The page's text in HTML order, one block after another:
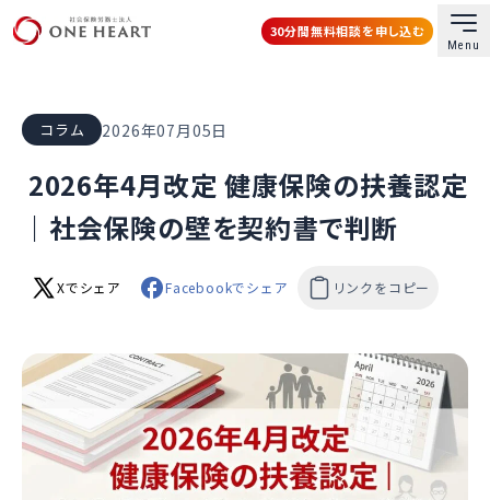
30分間無料相談を申し込む
Menu
コラム 2026年07月05日
2026年4月改定 健康保険の扶養認定
｜社会保険の壁を契約書で判断
Xでシェア Facebookでシェア リンクをコピー